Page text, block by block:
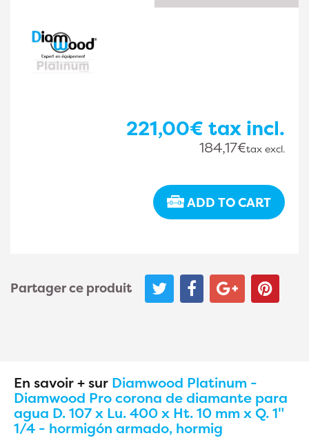
221,00€ tax incl.
184,17€tax excl.
ADD TO CART
Partager ce produit
En savoir + sur Diamwood Platinum -
Diamwood Pro corona de diamante para
agua D. 107 x Lu. 400 x Ht. 10 mm x Q. 1"
1/4 - hormigón armado, hormig